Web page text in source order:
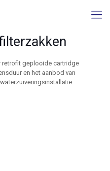
retrofit geplooide cartridge
en het aanbod van